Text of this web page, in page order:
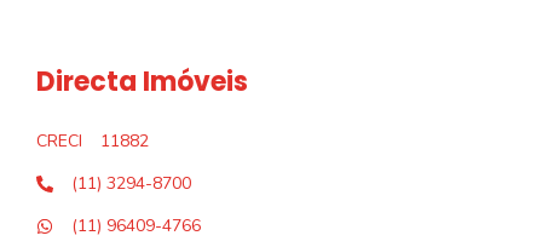
Directa Imóveis
CRECI
11882
(11) 3294-8700
(11) 96409-4766